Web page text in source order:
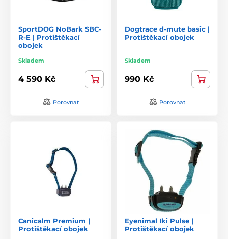
SportDOG NoBark SBC-
R-E | Protištěkací
obojek
Skladem
4 590 Kč
Porovnat
Dogtrace d-mute basic |
Protištěkací obojek
Skladem
990 Kč
Porovnat
Canicalm Premium |
Protištěkací obojek
Eyenimal Iki Pulse |
Protištěkací obojek